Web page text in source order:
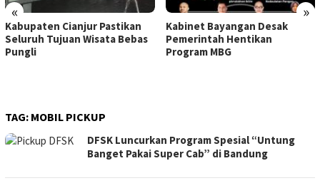
« »
Kabupaten Cianjur Pastikan
Seluruh Tujuan Wisata Bebas
Pungli
Kabinet Bayangan Desak
Pemerintah Hentikan
Program MBG
TAG: MOBIL PICKUP
DFSK Luncurkan Program Spesial “Untung
Banget Pakai Super Cab” di Bandung